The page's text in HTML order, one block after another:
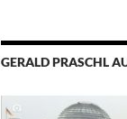
GERALD PRASCHL